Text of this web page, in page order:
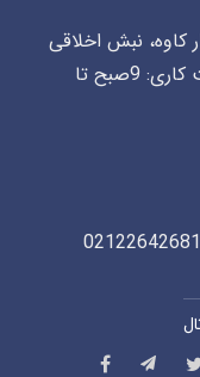
کاوه، نبش اخلاقی
غربی، پلاک29، واحد6، طبقه سوم - ساعت کاری: 9صبح تا